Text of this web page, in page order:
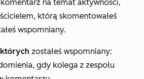
na temat aktywności,
którą skomentowałeś
wspomniany.
zostałeś wspomniany:
gdy kolega z zespołu